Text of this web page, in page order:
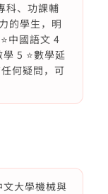
科、功課輔
的學生，明
中國語文 4
學 5 ⭐️數學延
何疑問，可
大學機械與